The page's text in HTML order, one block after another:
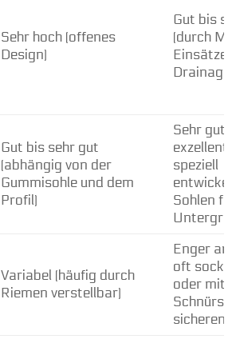
Sehr hoch (offenes
Design)
Gut bis
(durch
Einsätze
Gut bis sehr gut
(abhängig von der
Gummisohle und dem
Profil)
Sehr gut
exzellent
speziell
Sohlen
Variabel (häufig durch
Riemen verstellbar)
Enger
oft
oder mit
sicheren